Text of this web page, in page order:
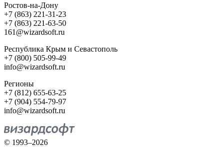
Ростов-на-Дону
+7 (863) 221-31-23
+7 (863) 221-63-50
161@wizardsoft.ru
Республика Крым и Севастополь
+7 (800) 505-99-49
info@wizardsoft.ru
Регионы
+7 (812) 655-63-25
+7 (904) 554-79-97
info@wizardsoft.ru
© 1993–2026